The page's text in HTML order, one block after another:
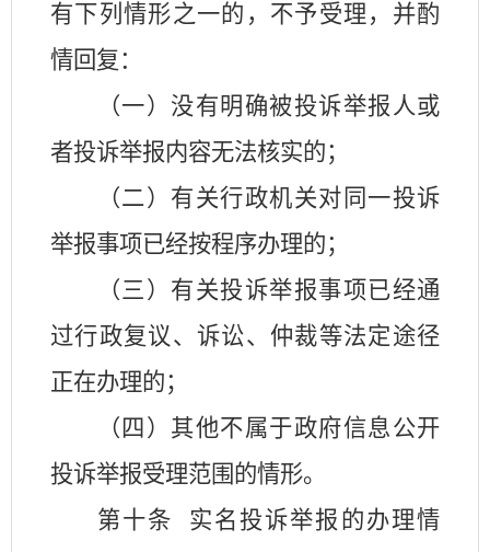
有下列情形之一的，不予受理，并酌
情回复：
（一）没有明确被投诉举报人或
者投诉举报内容无法核实的；
（二）有关行政机关对同一投诉
举报事项已经按程序办理的；
（三）有关投诉举报事项已经通
过行政复议、诉讼、仲裁等法定途径
正在办理的；
（四）其他不属于政府信息公开
投诉举报受理范围的情形。
第十条
实名投诉举报的办理情